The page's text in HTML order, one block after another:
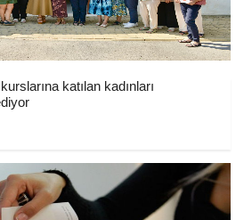
katılan kadınları